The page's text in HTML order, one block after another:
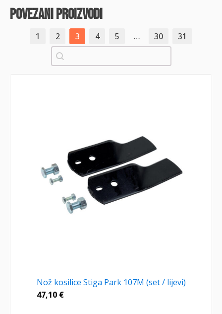
povezani proizvodi
1 2 3 4 5 … 30
31
Pretraži
Nož kosilice Stiga Park 107M (set / lijevi)
47,10 €